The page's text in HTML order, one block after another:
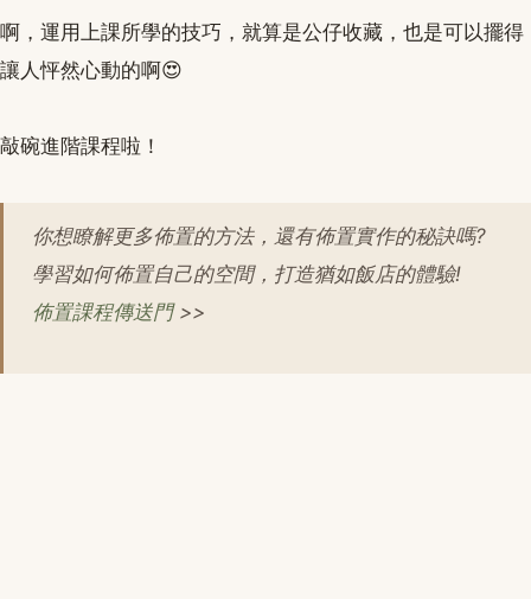
啊，運用上課所學的技巧，就算是公仔收藏，也是可以擺得
讓人怦然心動的啊😍
敲碗進階課程啦！
你想瞭解更多佈置的方法，還有佈置實作的秘訣嗎?
學習如何佈置自己的空間，打造猶如飯店的體驗!
佈置課程傳送門>>